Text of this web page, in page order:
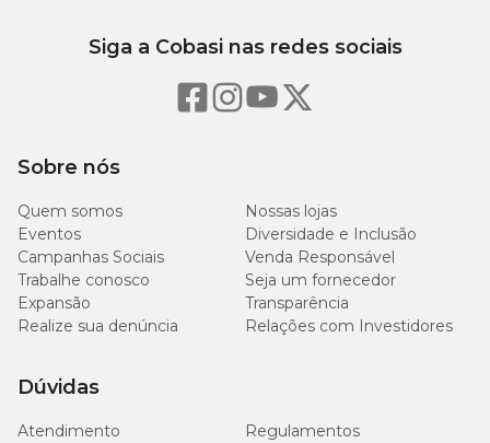
Sobre nós
Quem somos
Nossas lojas
Eventos
Diversidade e Inclusão
Campanhas Sociais
Venda Responsável
Trabalhe conosco
Seja um fornecedor
Expansão
Transparência
Realize sua denúncia
Relações com Investidores
Dúvidas
Atendimento
Regulamentos
Siga a Cobasi nas redes sociais